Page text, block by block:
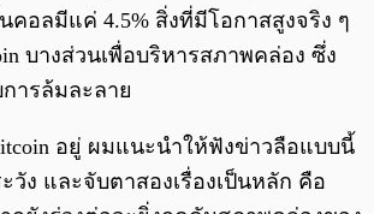
คอลมีแค่ 4.5% สิ่งที่มีโอกาสสูงจริง ๆ
บางส่วนเพื่อบริหารสภาพคล่อง ซึ่ง
ารล้มละลาย
อยู่ ผมแนะนำให้ฟังข่าวลือแบบนี้
วัง และจับตาสองเรื่องเป็นหลัก คือ